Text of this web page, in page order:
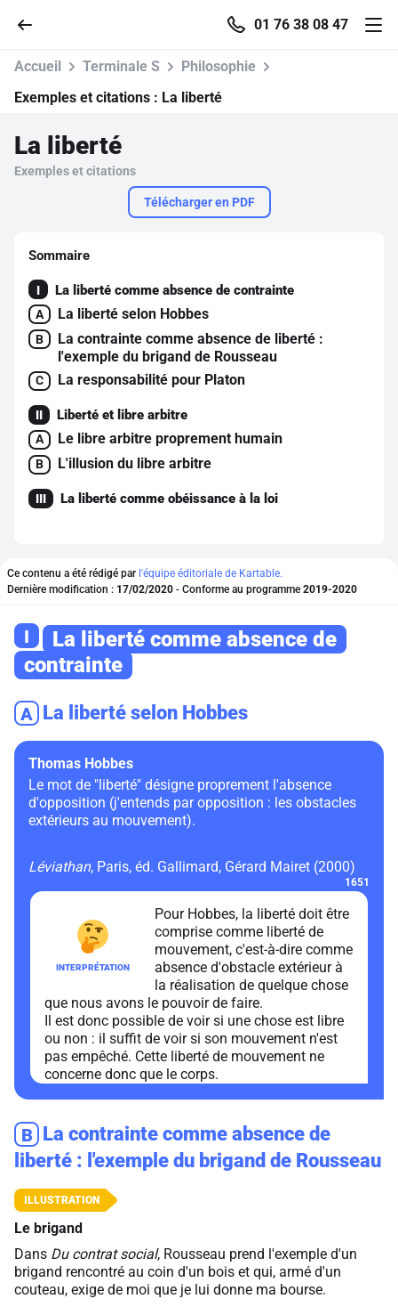
01 76 38 08 47
Accueil
Se connecter
S'inscrire gratuitement
Pour profiter de 10 contenus offerts.
Accueil Terminale S
Philosophie
Exemples et citations : La liberté
La liberté
Exemples et citations
Télécharger en PDF
Sommaire
I La liberté comme absence de contrainte
A La liberté selon Hobbes
B
La contrainte comme absence de liberté :
l'exemple du brigand de Rousseau
C La responsabilité pour Platon
II Liberté et libre arbitre
A Le libre arbitre proprement humain
B L'illusion du libre arbitre
III La liberté comme obéissance à la loi
Ce contenu a été rédigé par l'équipe éditoriale de Kartable.
Dernière modification : 17/02/2020 - Conforme au programme 2019-2020
I
La liberté comme absence de
contrainte
A La liberté selon Hobbes
Le mot de "liberté" désigne proprement l'absence
d'opposition (j'entends par opposition : les obstacles
extérieurs au mouvement).
Thomas Hobbes
Léviathan, Paris, éd. Gallimard, Gérard Mairet (2000)
1651
Pour Hobbes, la liberté doit être
comprise comme liberté de
mouvement, c'est-à-dire comme
absence d'obstacle extérieur à
la réalisation de quelque chose
que nous avons le pouvoir de faire.
Il est donc possible de voir si une chose est libre
ou non : il suffit de voir si son mouvement n'est
pas empêché. Cette liberté de mouvement ne
concerne donc que le corps.
B La contrainte comme absence de
liberté : l'exemple du brigand de Rousseau
Le brigand
Dans Du contrat social, Rousseau prend l'exemple d'un
brigand rencontré au coin d'un bois et qui, armé d'un
couteau, exige de moi que je lui donne ma bourse.